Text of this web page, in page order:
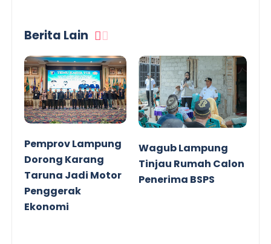
Berita Lain
Pemprov Lampung
Dorong Karang
Taruna Jadi Motor
Penggerak
Ekonomi
Wagub Lampung
Tinjau Rumah Calon
Penerima BSPS